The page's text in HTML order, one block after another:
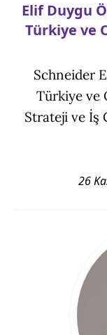
Elif Duygu
Türkiye ve
Schneider
Türkiye ve
Strateji ve İş
26